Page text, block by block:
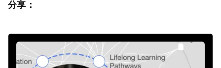
分享：